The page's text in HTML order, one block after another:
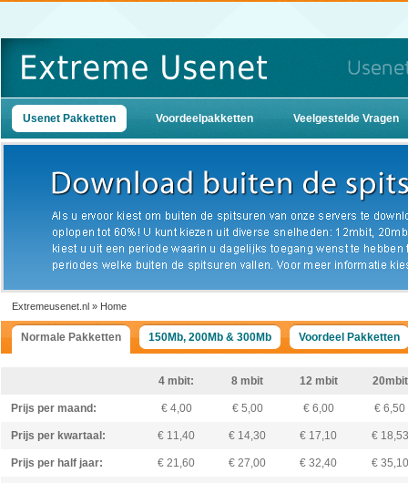
Usenet Pakketten Voordeelpakketten Veelgestelde Vragen
Extremeusenet.nl » Home
Normale Pakketten 150Mb, 200Mb & 300Mb Voordeel Pakketten
4 mbit: 8 mbit 12 mbit 20mbit
Prijs per maand: € 4,00 € 5,00 € 6,00 € 6,50
Prijs per kwartaal: € 11,40 € 14,30 € 17,10 € 18,53
Prijs per half jaar: € 21,60 € 27,00 € 32,40 € 35,10